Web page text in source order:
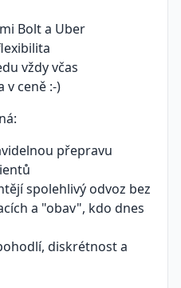
Bolt a Uber
vždy včas
v ceně :-)
přepravu
spolehlivý odvoz bez
a "obav", kdo dnes
diskrétnost a